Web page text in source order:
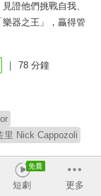
證他們挑戰自我、
器之王」，贏得管
78 分鐘
里 Nick Cappozoli
短劇 更多